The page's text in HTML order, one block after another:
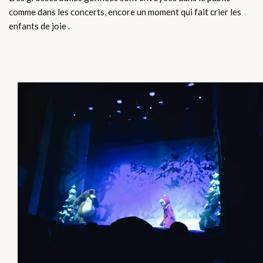
comme dans les concerts, encore un moment qui fait crier les
enfants de joie .